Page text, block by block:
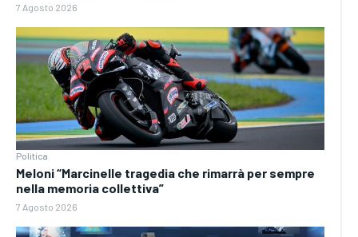
7 Agosto 2026
Politica
Meloni “Marcinelle tragedia che rimarrà per sempre
nella memoria collettiva”
7 Agosto 2026